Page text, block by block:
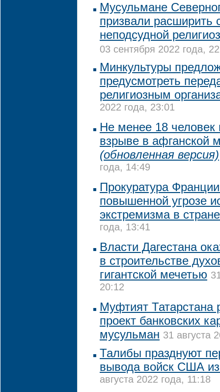
Мусульмане
призвали расширить
неподсудной
03 сентября 2022 года,
Минкультуры
предусмотреть
религиозным
2022 года, 23:01
Не менее 18 человек
взрыве в афганской
(обновленная версия)
года, 14:49
Прокуратура
повышенной угрозе
экстремизма в стране
года, 13:41
Власти Дагестана
в строительстве
гигантской мечетью
20:12
Муфтият Татарстана
проект банковских
мусульман 31 августа
Талибы празднуют
вывода войск США
августа 2022 года, 11:18